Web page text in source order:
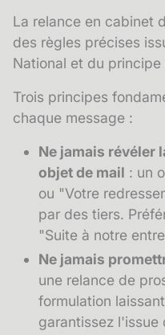
La relance en cabinet
des règles précises
National et du principe
Trois principes
chaque message :
Ne jamais révéler
objet de mail : un
ou "Votre
par des tiers.
"Suite à notre
Ne jamais
une relance de
formulation
garantissez l'issue